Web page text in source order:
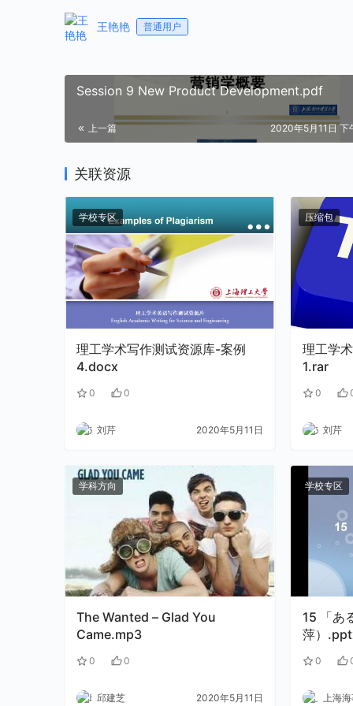
王艳艳 普通用户
Session 9 New Product Development.pdf
上一篇 2020年5月11日 下
关联资源
学校专区
理工学术写作测试资源库-案例
4.docx
0 0
刘芹 2020年5月11日
压缩包
理工学
1.rar
0
刘芹
学科方向
The Wanted – Glad You
Came.mp3
0 0
邱建芝 2020年5月11日
学校专区
15 「ある、いる」的辨析（晋
萍）
0
上海海